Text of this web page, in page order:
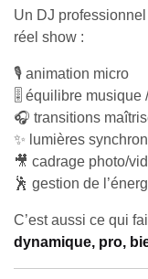
Un DJ
réel show :
🎙️ animation micro
🎚️ équilibre musique
🎧 transitions
✨ lumières
🎥 cadrage photo/
🕺 gestion de
C’est aussi ce qui
dynamique, pro,